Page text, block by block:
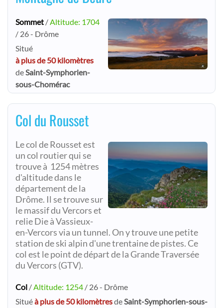
Sommet /Altitude: 1704
/ 26 - Drôme
Situé
à plus de 50 kilomètres
deSaint-Symphorien-
sous-Chomérac
Col du Rousset
Le col de Rousset est
un col routier qui se
trouve à 1254 mètres
d'altitude dans le
département de la
Drôme. Il se trouve sur
le massif du Vercors et
relie Die à Vassieux-
en-Vercors via un tunnel. On y trouve une petite
station de ski alpin d'une trentaine de pistes. Ce
col est le point de départ de la Grande Traversée
du Vercors (GTV).
Col /Altitude: 1254 / 26 - Drôme
Situéà plus de 50 kilomètresdeSaint-Symphorien-sous-